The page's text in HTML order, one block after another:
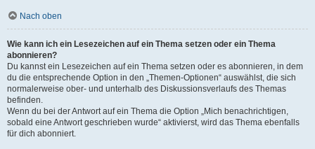
Nach oben
Wie kann ich ein Lesezeichen auf ein Thema setzen oder ein Thema
abonnieren?
Du kannst ein Lesezeichen auf ein Thema setzen oder es abonnieren, in dem
du die entsprechende Option in den „Themen-Optionen“ auswählst, die sich
normalerweise ober- und unterhalb des Diskussionsverlaufs des Themas
befinden.
Wenn du bei der Antwort auf ein Thema die Option „Mich benachrichtigen,
sobald eine Antwort geschrieben wurde“ aktivierst, wird das Thema ebenfalls
für dich abonniert.